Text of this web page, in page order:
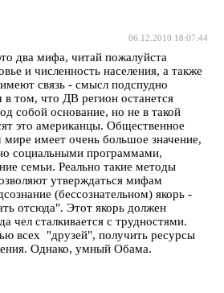
06.12.2010 18:07:44
два мифа, читай пожалуйста
и численность населения, а также
связь - смысл подспудно
том, что ДВ регион останется
собой основание, но не в такой
это американцы. Общественное
имеет очень большое значение,
социальными программами,
семьи. Реально такие методы
утверждаться мифам
(бессознательном) якорь -
отсюда". Этот якорь должен
чел сталкивается с трудностями.
всех "друзей", получить ресурсы
Однако, умный Обама.